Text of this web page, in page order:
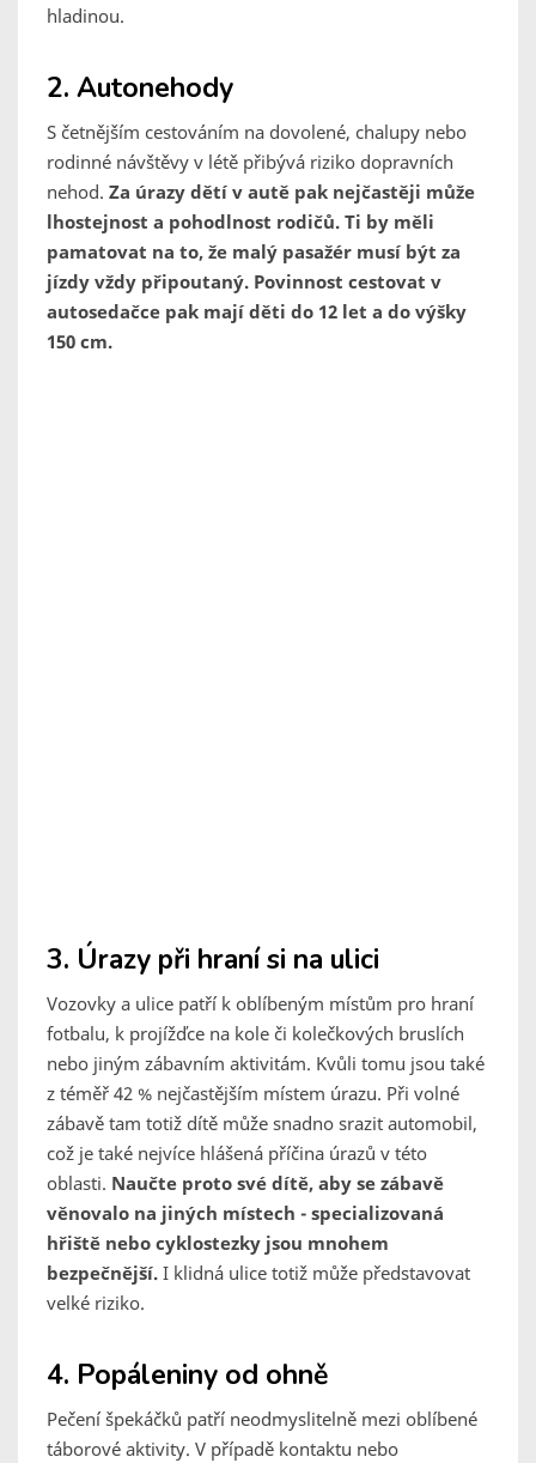
hladinou.
2. Autonehody
S četnějším cestováním na dovolené, chalupy nebo
rodinné návštěvy v létě přibývá riziko dopravních
nehod. Za úrazy dětí v autě pak nejčastěji může
lhostejnost a pohodlnost rodičů. Ti by měli
pamatovat na to, že malý pasažér musí být za
jízdy vždy připoutaný. Povinnost cestovat v
autosedačce pak mají děti do 12 let a do výšky
150 cm.
3. Úrazy při hraní si na ulici
Vozovky a ulice patří k oblíbeným místům pro hraní
fotbalu, k projížďce na kole či kolečkových bruslích
nebo jiným zábavním aktivitám. Kvůli tomu jsou také
z téměř 42 % nejčastějším místem úrazu. Při volné
zábavě tam totiž dítě může snadno srazit automobil,
což je také nejvíce hlášená příčina úrazů v této
oblasti. Naučte proto své dítě, aby se zábavě
věnovalo na jiných místech - specializovaná
hřiště nebo cyklostezky jsou mnohem
bezpečnější. I klidná ulice totiž může představovat
velké riziko.
4. Popáleniny od ohně
Pečení špekáčků patří neodmyslitelně mezi oblíbené
táborové aktivity. V případě kontaktu nebo